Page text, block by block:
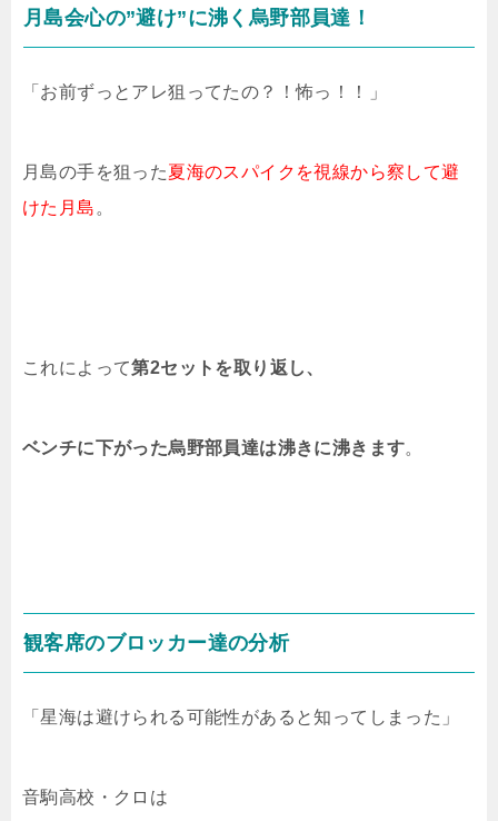
月島会心の”避け”に沸く烏野部員達！
「お前ずっとアレ狙ってたの？！怖っ！！」
月島の手を狙った夏海のスパイクを視線から察して避
けた月島 。
これによって第2セットを取り返し、
ベンチに下がった烏野部員達は沸きに沸きます。
観客席のブロッカー達の分析
「星海は避けられる可能性があると知ってしまった」
音駒高校・クロは